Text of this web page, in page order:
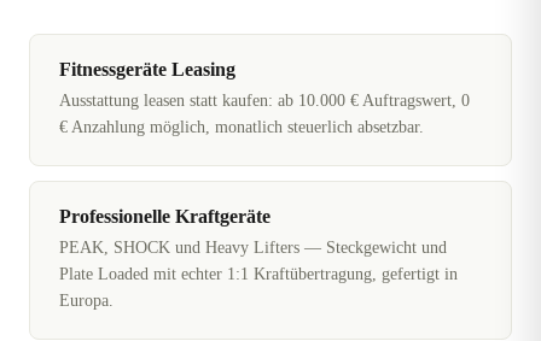
Fitnessgeräte Leasing
Ausstattung leasen statt kaufen: ab 10.000 € Auftragswert, 0
€ Anzahlung möglich, monatlich steuerlich absetzbar.
Professionelle Kraftgeräte
PEAK, SHOCK und Heavy Lifters — Steckgewicht und
Plate Loaded mit echter 1:1 Kraftübertragung, gefertigt in
Europa.